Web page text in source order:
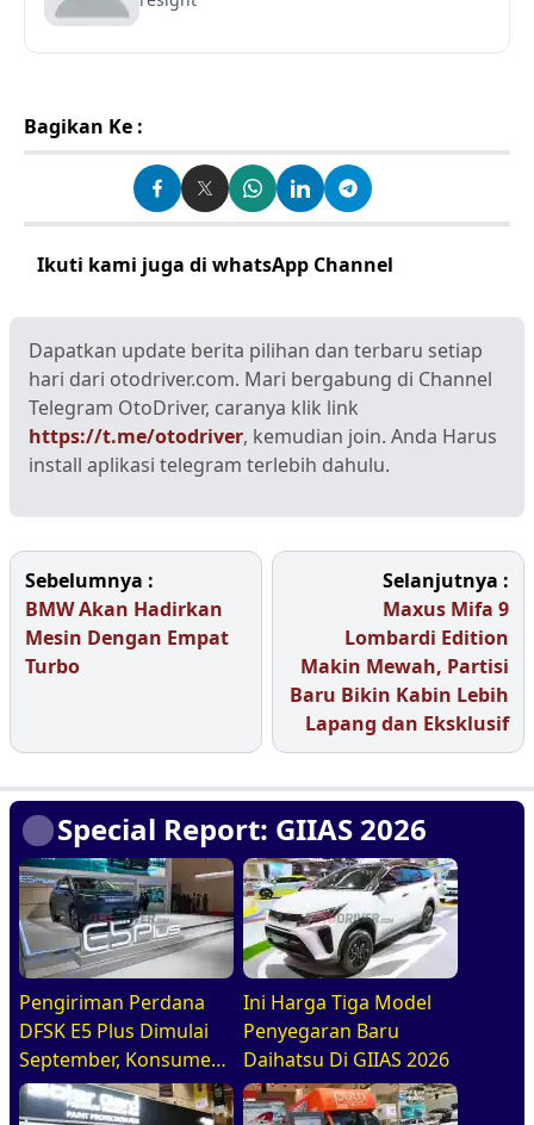
Bagikan Ke :
Ikuti kami juga di whatsApp Channel
Dapatkan update berita pilihan dan terbaru setiap
hari dari otodriver.com. Mari bergabung di Channel
Telegram OtoDriver, caranya klik link
https://t.me/otodriver, kemudian join. Anda Harus
install aplikasi telegram terlebih dahulu.
Sebelumnya :
BMW Akan Hadirkan
Mesin Dengan Empat
Turbo
Selanjutnya :
Maxus Mifa 9
Lombardi Edition
Makin Mewah, Partisi
Baru Bikin Kabin Lebih
Lapang dan Eksklusif
Special Report: GIIAS 2026
Pengiriman Perdana
DFSK E5 Plus Dimulai
September, Konsumen
Diajak Tur Pabrik
Ini Harga Tiga Model
Penyegaran Baru
Daihatsu Di GIIAS 2026